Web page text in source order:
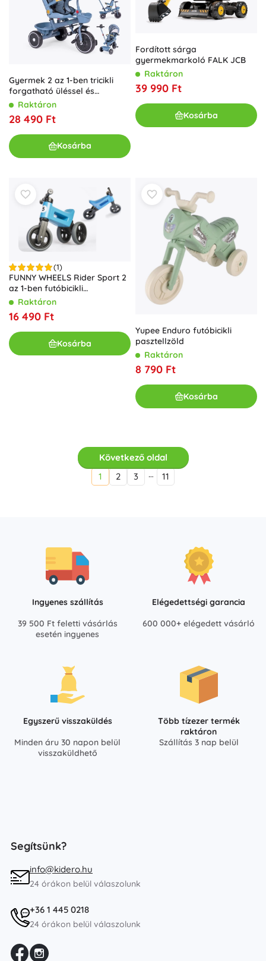
Gyermek 2 az 1-ben tricikli
forgatható üléssel és
összecsukható napellenzővel,
Raktáron
28 490 Ft
Kosárba
Fordított sárga
gyermekmarkoló FALK JCB
Raktáron
39 990 Ft
Kosárba
(1)
FUNNY WHEELS Rider Sport 2
az 1-ben futóbicikli
gyerekeknek – Kék
Raktáron
16 490 Ft
Kosárba
Yupee Enduro futóbicikli
pasztellzöld
Raktáron
8 790 Ft
Kosárba
Következő oldal
1
2 3 … 11
Ingyenes szállítás
39 500 Ft feletti vásárlás
esetén ingyenes
Elégedettségi garancia
600 000+ elégedett vásárló
Egyszerű visszaküldés
Minden áru 30 napon belül
visszaküldhető
Több tízezer termék
raktáron
Szállítás 3 nap belül
Segítsünk?
info@kidero.hu
24 órákon belül válaszolunk
+36 1 445 0218
24 órákon belül válaszolunk